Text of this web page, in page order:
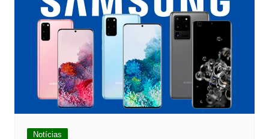
Notícias